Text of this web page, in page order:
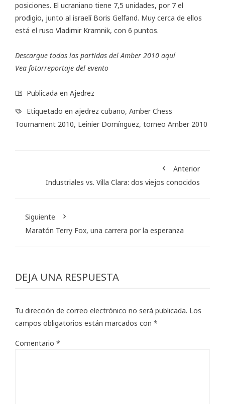
posiciones. El ucraniano tiene 7,5 unidades, por 7 el
prodigio, junto al israelí Boris Gelfand. Muy cerca de ellos
está el ruso Vladimir Kramnik, con 6 puntos.
Descargue todas las partidas del Amber 2010 aquí
Vea fotorreportaje del evento
Publicada en Ajedrez
Etiquetado en ajedrez cubano, Amber Chess
Tournament 2010, Leinier Domínguez, torneo Amber 2010
Anterior
Industriales vs. Villa Clara: dos viejos conocidos
Siguiente
Maratón Terry Fox, una carrera por la esperanza
DEJA UNA RESPUESTA
Tu dirección de correo electrónico no será publicada. Los
campos obligatorios están marcados con *
Comentario *